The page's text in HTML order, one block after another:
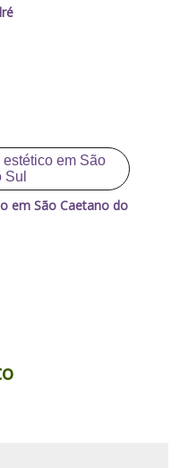
em São Caetano do